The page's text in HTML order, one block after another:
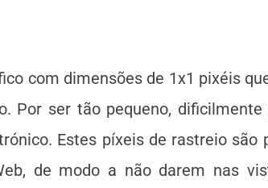
com dimensões de 1x1 pixéis
Por ser tão pequeno,
Estes píxeis de rastreio são
de modo a não darem nas